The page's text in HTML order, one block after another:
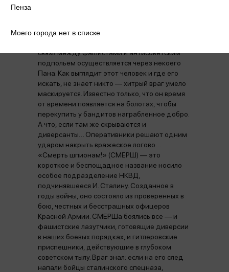
диверсанты, которых прикрывает кто-то из
связь между фашистами и антисоветским
подпольем осуществляется через некоего
Пана. Как выглядит этот человек и где его
искать, не знает никто — хитрый враг умело
маскируется. Известно только, что он время
от времени появляется на болотах, чтобы
перекупить у бандитов награбленное добро.
А что, если там же скрываются и
диверсанты… Оперативники решают одним
ударом накрыть вражеское логово…
«Смерть шпионам!» (СМЕРШ) — это
короткое и беспощадное название носило
особое подразделение НКВД,
подчинявшееся И. Сталину. Созданное в
годы войны, оно состояло из проверенных в
бою, честных и бесстрашных офицеров
Красной Армии. СМЕРШа боялись все — и
фашистские лазутчики, готовящие диверсии
в наших боевых порядках, и гитлеровские
приспешники, действующие в глубоком
советском тылу. Враг знал: если на его след
напали бойцы сталинского спецназа,
Пенза
Моего города нет в списке